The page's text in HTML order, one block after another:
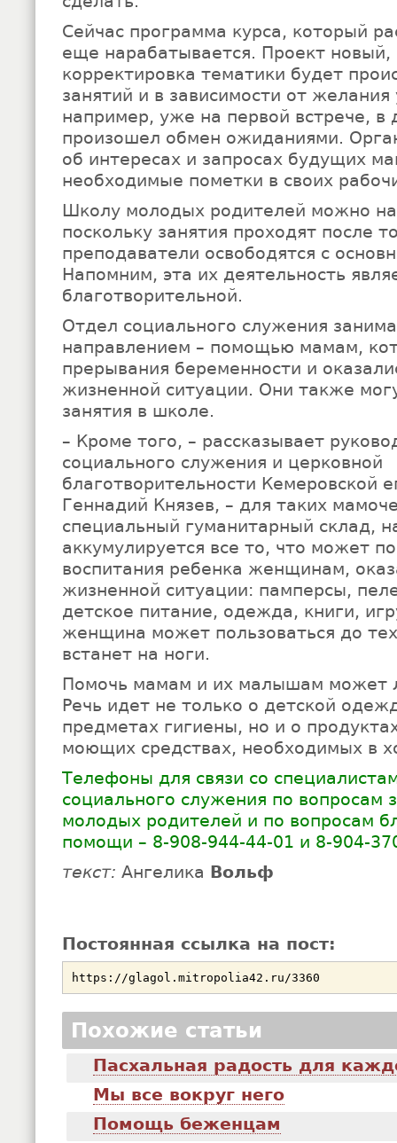
Сейчас программа курса, который
еще нарабатывается. Проект новый,
корректировка тематики будет
занятий и в зависимости от желания
например, уже на первой встрече, в
произошел обмен ожиданиями.
об интересах и запросах будущих
необходимые пометки в своих
Школу молодых родителей можно
поскольку занятия проходят после
преподаватели освободятся с
Напомним, эта их деятельность
благотворительной.
Отдел социального служения
направлением – помощью мамам,
прерывания беременности и
жизненной ситуации. Они также
занятия в школе.
– Кроме того, – рассказывает
социального служения и церковной
благотворительности Кемеровской
Геннадий Князев, – для таких
специальный гуманитарный склад,
аккумулируется все то, что может
воспитания ребенка женщинам,
жизненной ситуации: памперсы,
детское питание, одежда, книги,
женщина может пользоваться до
встанет на ноги.
Помочь мамам и их малышам
Речь идет не только о детской
предметах гигиены, но и о
моющих средствах, необходимых в
Телефоны для связи со
социального служения по вопросам
молодых родителей и по вопросам
помощи – 8-908-944-44-01 и 8-904-
текст: Ангелика Вольф
Постоянная ссылка на пост:
Похожие статьи
Пасхальная радость для
Мы все вокруг него
Помощь беженцам